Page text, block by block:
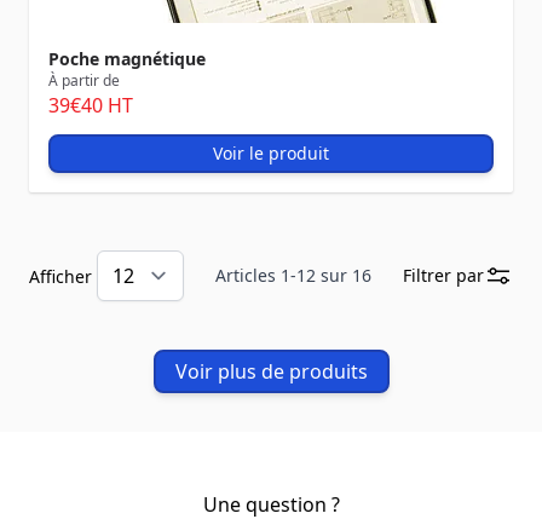
Poche magnétique
À partir de
39€40 HT
Voir le produit
Articles 1-12 sur 16
Afficher Filtrer par
Voir plus de produits
Une question ?